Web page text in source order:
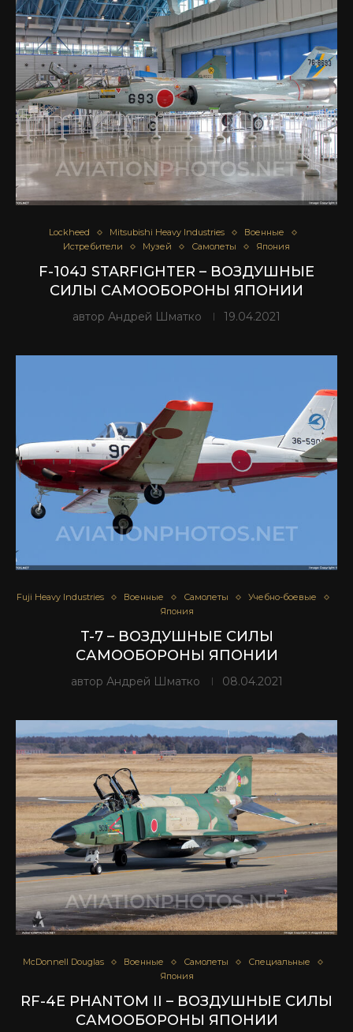
Lockheed Mitsubishi Heavy Industries
Военные
Истребители
Музей Самолеты Япония
F-104J STARFIGHTER – ВОЗДУШНЫЕ
СИЛЫ САМООБОРОНЫ ЯПОНИИ
автор Андрей Шматко 19.04.2021
Fuji Heavy Industries Военные Самолеты
Учебно-боевые
Япония
T-7 – ВОЗДУШНЫЕ СИЛЫ
САМООБОРОНЫ ЯПОНИИ
автор Андрей Шматко 08.04.2021
McDonnell Douglas Военные Самолеты
Специальные
Япония
RF-4E PHANTOM II – ВОЗДУШНЫЕ СИЛЫ
САМООБОРОНЫ ЯПОНИИ